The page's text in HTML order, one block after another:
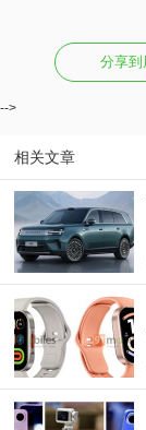
分享到
-->
相关文章